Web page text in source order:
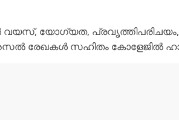
യോഗ്യത, പ്രവൃത്തിപരിചയം,
അസൽ രേഖകൾ സഹിതം കോളേജിൽ